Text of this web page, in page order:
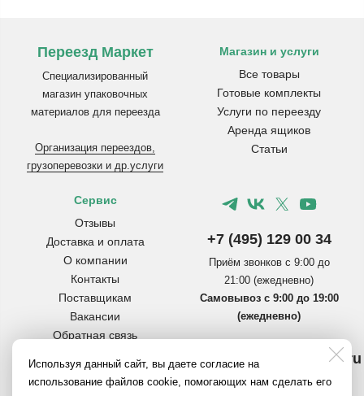
Переезд Маркет
Специализированный
магазин упаковочных
материалов для переезда
Организация переездов,
грузоперевозки и др.услуги
Магазин и услуги
Все товары
Готовые комплекты
Услуги по переезду
Аренда ящиков
Статьи
Сервис
Отзывы
Доставка и оплата
О компании
Контакты
Поставщикам
Вакансии
Обратная связь
коробок
Вопросы и ответы
+7 (495) 129 00 34
Приём звонков с 9:00 до
21:00 (ежедневно)
Самовывоз с 9:00 до 19:00
(ежедневно)
info@pereezdmarket.ru
Общая почта для клиентов
Используя данный сайт, вы даете согласие на
использование файлов cookie, помогающих нам сделать его